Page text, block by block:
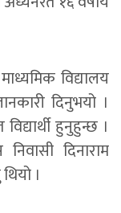
विद्यालय
दिनुभयो ।
हुनुहुन्छ ।
दिनाराम
।